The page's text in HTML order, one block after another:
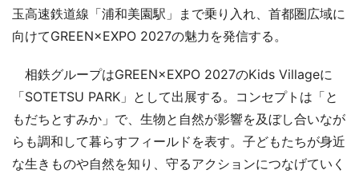
玉高速鉄道線「浦和美園駅」まで乗り入れ、首都圏広域に
向けてGREEN×EXPO 2027の魅力を発信する。
相鉄グループはGREEN×EXPO 2027のKids Villageに
「SOTETSU PARK」として出展する。コンセプトは「と
もだちとすみか」で、生物と自然が影響を及ぼし合いなが
らも調和して暮らすフィールドを表す。子どもたちが身近
な生きものや自然を知り、守るアクションにつなげていく